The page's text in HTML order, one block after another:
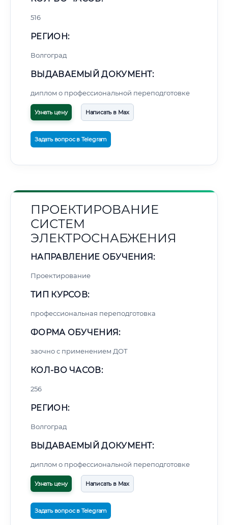
516
РЕГИОН:
Волгоград
ВЫДАВАЕМЫЙ ДОКУМЕНТ:
диплом о профессиональной переподготовке
Узнать цену Написать в Max
Задать вопрос в Telegram
ПРОЕКТИРОВАНИЕ
СИСТЕМ
ЭЛЕКТРОСНАБЖЕНИЯ
НАПРАВЛЕНИЕ ОБУЧЕНИЯ:
Проектирование
ТИП КУРСОВ:
профессиональная переподготовка
ФОРМА ОБУЧЕНИЯ:
заочно с применением ДОТ
КОЛ-ВО ЧАСОВ:
256
РЕГИОН:
Волгоград
ВЫДАВАЕМЫЙ ДОКУМЕНТ:
диплом о профессиональной переподготовке
Узнать цену Написать в Max
Задать вопрос в Telegram